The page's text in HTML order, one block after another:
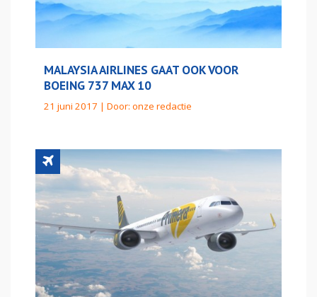
MALAYSIA AIRLINES GAAT OOK VOOR
BOEING 737 MAX 10
21 juni 2017 | Door: onze redactie